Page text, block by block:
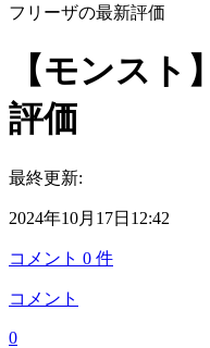
フリーザの最新評価
【モンスト
評価
最終更新:
2024年10月17日12:42
コメント 0 件
コメント
0